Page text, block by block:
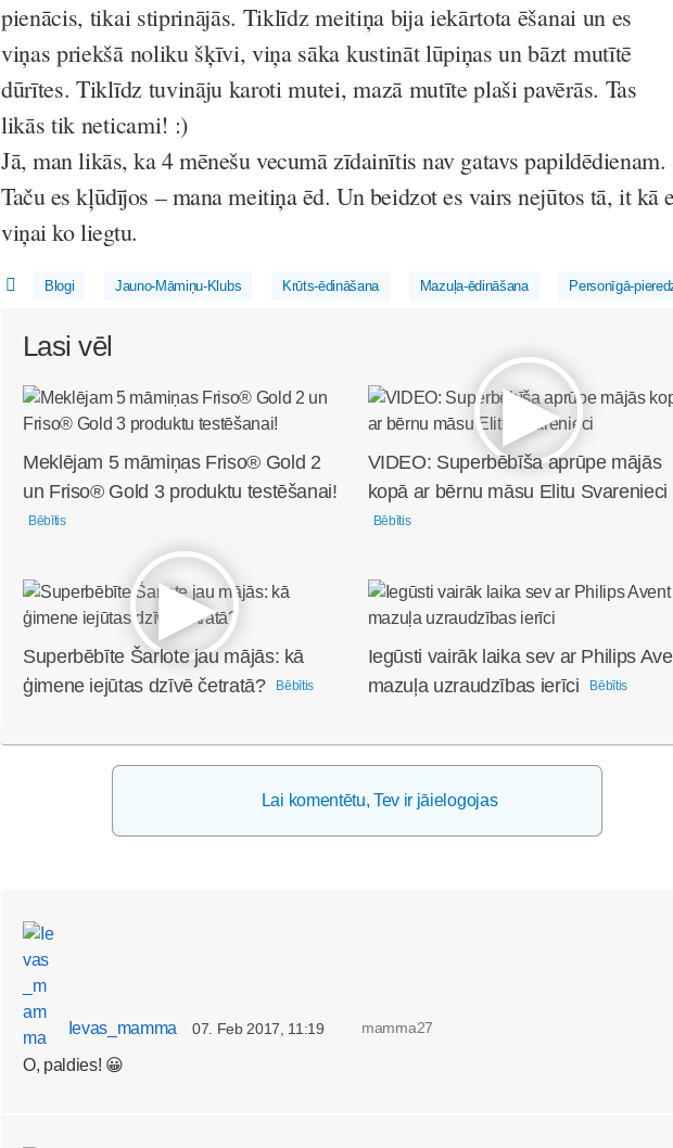
pienācis, tikai stiprinājās. Tiklīdz meitiņa bija iekārtota ēšanai un es
viņas priekšā noliku šķīvi, viņa sāka kustināt lūpiņas un bāzt mutītē
dūrītes. Tiklīdz tuvināju karoti mutei, mazā mutīte plaši pavērās. Tas
likās tik neticami! :)
Jā, man likās, ka 4 mēnešu vecumā zīdainītis nav gatavs papildēdienam.
Taču es kļūdījos – mana meitiņa ēd. Un beidzot es vairs nejūtos tā, it kā
viņai ko liegtu.
Blogi Jauno-Māmiņu-Klubs Krūts-ēdināšana Mazuļa-ēdināšana Personīgā-
Lasi vēl
Meklējam 5 māmiņas Friso® Gold 2
un Friso® Gold 3 produktu testēšanai!
Bēbītis
VIDEO: Superbēbīša aprūpe mājās
kopā ar bērnu māsu Elitu Svarenieci
Bēbītis
Superbēbīte Šarlote jau mājās: kā
ģimene iejūtas dzīvē četratā?
Bēbītis
Iegūsti vairāk laika sev ar Philips
mazuļa uzraudzības ierīci
Bēbītis
Lai komentētu, Tev ir jāielogojas
Ievas_mamma 07. Feb 2017, 11:19 mamma27
O, paldies! 😀